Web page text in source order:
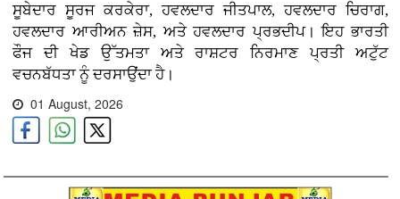
ਸੂਬੇਦਾਰ ਸੂਰਜ ਕਰਕੇਰਾ, ਹਵਲਦਾਰ ਜੀਤਪਾਲ, ਹਵਲਦਾਰ ਚਿਰਾਗ,
ਹਵਲਦਾਰ ਆਰੀਅਨ ਜ਼ੇਸ, ਅਤੇ ਹਵਲਦਾਰ ਪ੍ਰਭਦੀਪ। ਇਹ ਭਾਰਤੀ
ਫੌਜ ਦੀ ਖੇਡ ਉੱਤਮਤਾ ਅਤੇ ਰਾਸ਼ਟਰ ਨਿਰਮਾਣ ਪ੍ਰਤੀ ਅਟੁੱਟ
ਵਚਨਬੱਧਤਾ ਨੂੰ ਦਰਸਾਉਂਦਾ ਹੈ।
01 August, 2026